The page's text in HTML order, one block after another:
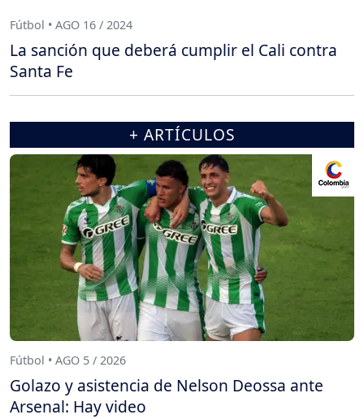
Fútbol • AGO 16 / 2024
La sanción que deberá cumplir el Cali contra
Santa Fe
+ ARTÍCULOS
Fútbol • AGO 5 / 2026
Golazo y asistencia de Nelson Deossa ante
Arsenal: Hay video